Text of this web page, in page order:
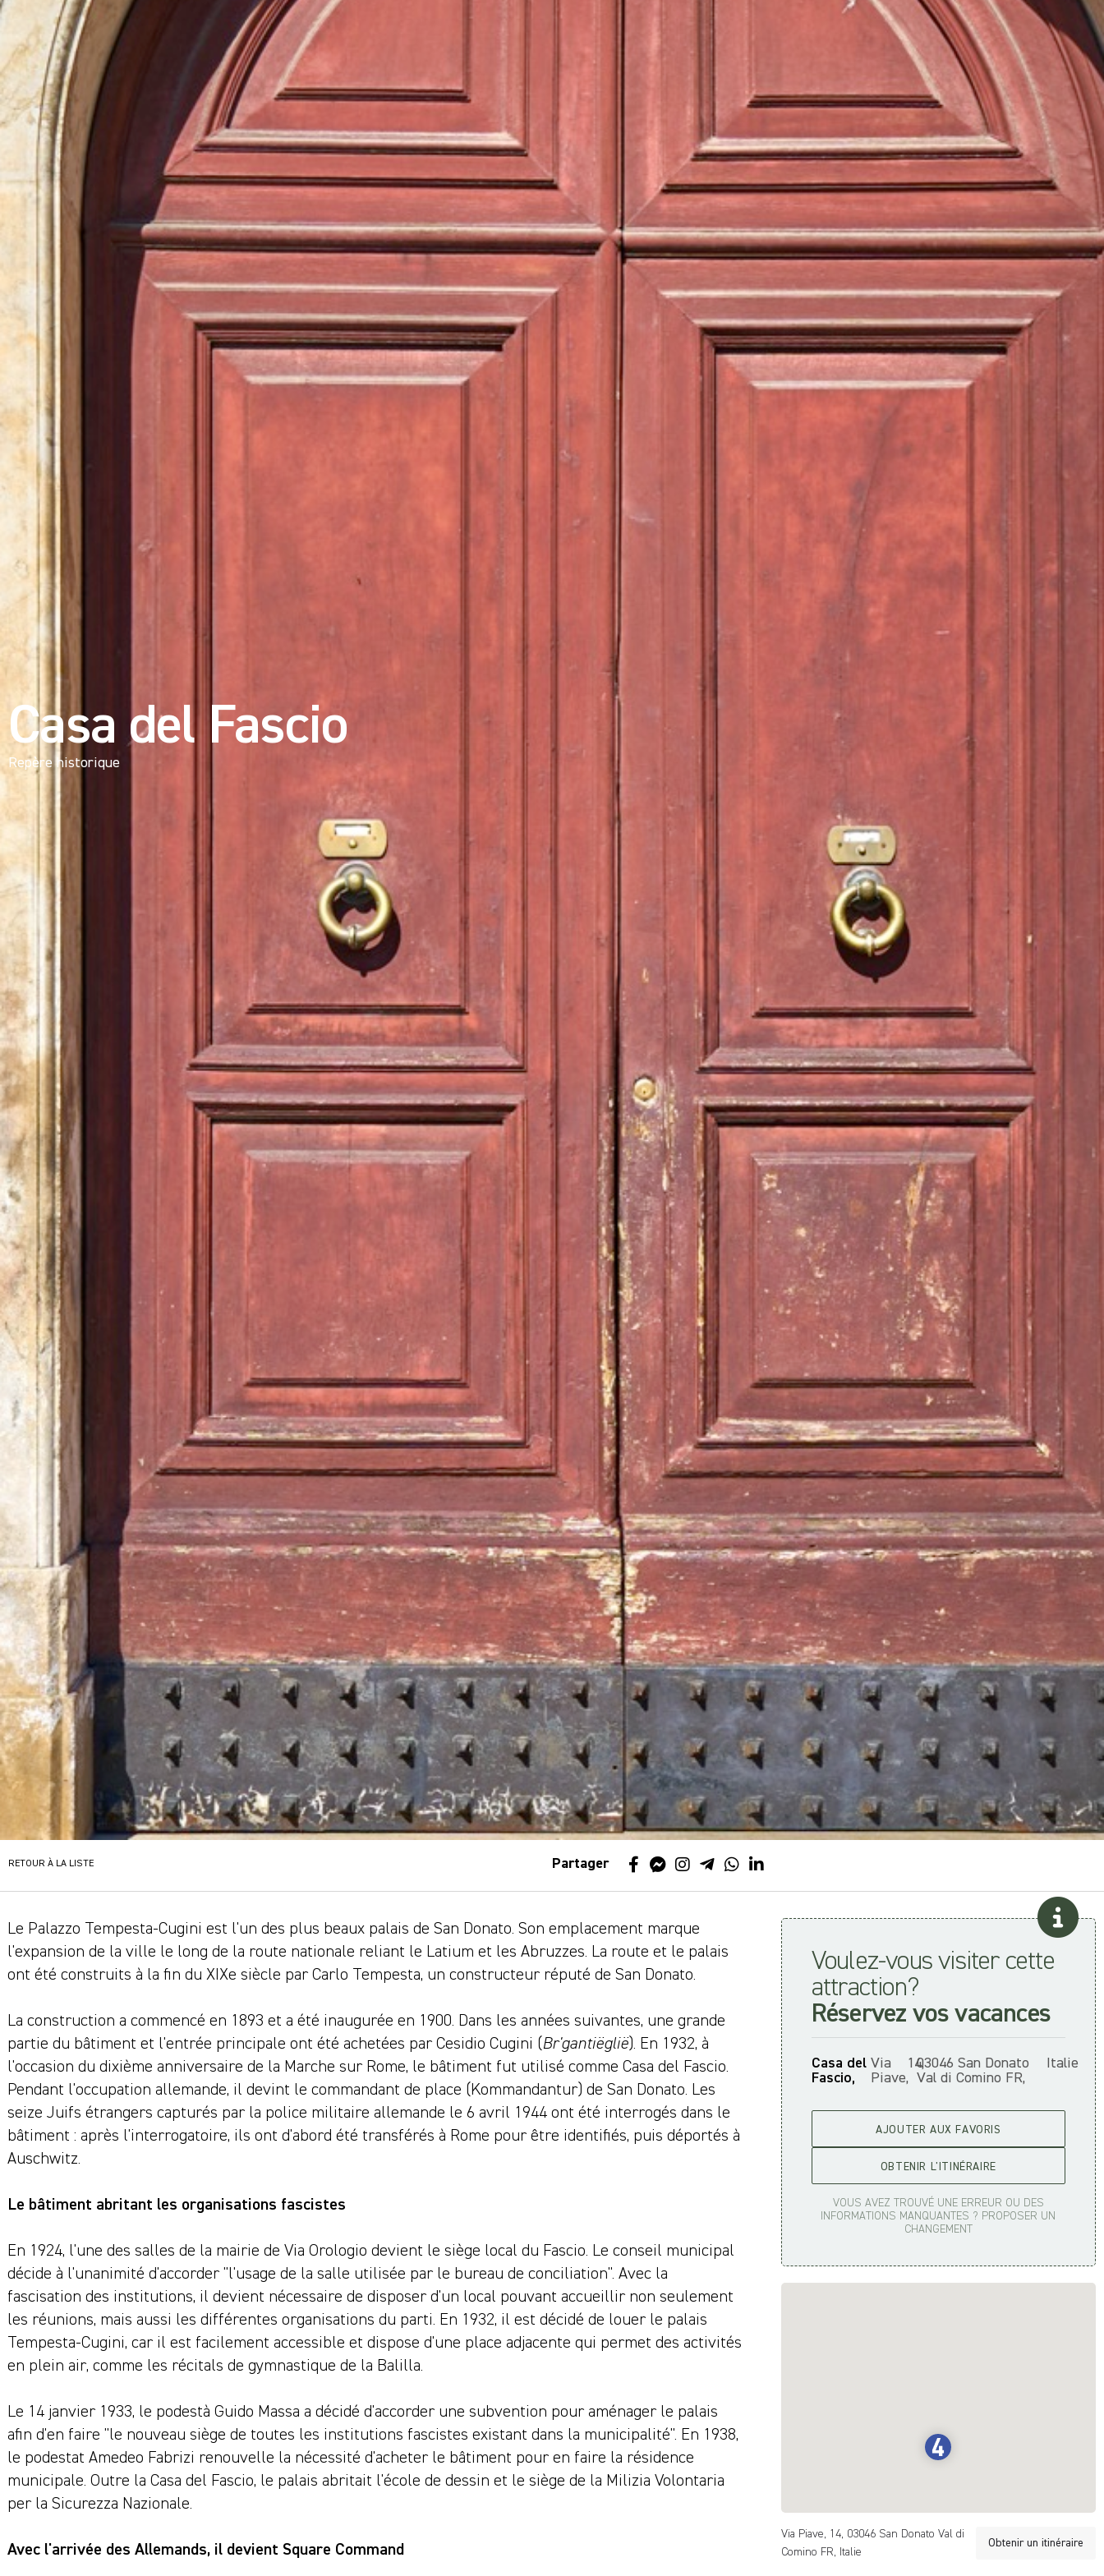
Casa del Fascio
Repère historique
RETOUR À LA LISTE Partager
Le Palazzo Tempesta-Cugini est l'un des plus beaux palais de San Donato. Son emplacement marque
l'expansion de la ville le long de la route nationale reliant le Latium et les Abruzzes. La route et le palais
ont été construits à la fin du XIXe siècle par Carlo Tempesta, un constructeur réputé de San Donato.
La construction a commencé en 1893 et a été inaugurée en 1900. Dans les années suivantes, une grande
partie du bâtiment et l'entrée principale ont été achetées par Cesidio Cugini (Br'gantiëglië). En 1932, à
l'occasion du dixième anniversaire de la Marche sur Rome, le bâtiment fut utilisé comme Casa del Fascio.
Pendant l'occupation allemande, il devint le commandant de place (Kommandantur) de San Donato. Les
seize Juifs étrangers capturés par la police militaire allemande le 6 avril 1944 ont été interrogés dans le
bâtiment : après l'interrogatoire, ils ont d'abord été transférés à Rome pour être identifiés, puis déportés à
Auschwitz.
Le bâtiment abritant les organisations fascistes
En 1924, l'une des salles de la mairie de Via Orologio devient le siège local du Fascio. Le conseil municipal
décide à l'unanimité d'accorder "l'usage de la salle utilisée par le bureau de conciliation". Avec la
fascisation des institutions, il devient nécessaire de disposer d'un local pouvant accueillir non seulement
les réunions, mais aussi les différentes organisations du parti. En 1932, il est décidé de louer le palais
Tempesta-Cugini, car il est facilement accessible et dispose d'une place adjacente qui permet des activités
en plein air, comme les récitals de gymnastique de la Balilla.
Le 14 janvier 1933, le podestà Guido Massa a décidé d'accorder une subvention pour aménager le palais
afin d'en faire "le nouveau siège de toutes les institutions fascistes existant dans la municipalité". En 1938,
le podestat Amedeo Fabrizi renouvelle la nécessité d'acheter le bâtiment pour en faire la résidence
municipale. Outre la Casa del Fascio, le palais abritait l'école de dessin et le siège de la Milizia Volontaria
per la Sicurezza Nazionale.
Avec l'arrivée des Allemands, il devient Square Command
Voulez-vous visiter cette
attraction?
Réservez vos vacances
Casa del
Fascio,
Via
Piave,
14,03046 San Donato
Val di Comino FR,
Italie
AJOUTER AUX FAVORIS
OBTENIR L'ITINÉRAIRE
VOUS AVEZ TROUVÉ UNE ERREUR OU DES
INFORMATIONS MANQUANTES ? PROPOSER UN
CHANGEMENT
Via Piave, 14, 03046 San Donato Val di
Comino FR, Italie
Obtenir un itinéraire